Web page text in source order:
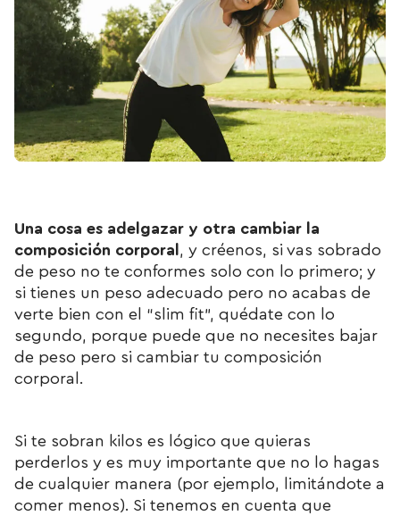
Una cosa es adelgazar y otra cambiar la
composición corporal , y créenos, si vas sobrado
de peso no te conformes solo con lo primero; y
si tienes un peso adecuado pero no acabas de
verte bien con el “slim fit”, quédate con lo
segundo, porque puede que no necesites bajar
de peso pero si cambiar tu composición
corporal.
Si te sobran kilos es lógico que quieras
perderlos y es muy importante que no lo hagas
de cualquier manera (por ejemplo, limitándote a
comer menos). Si tenemos en cuenta que